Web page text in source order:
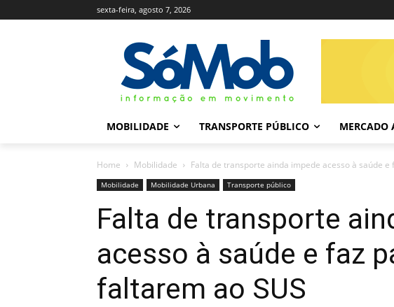
sexta-feira, agosto 7, 2026
MOBILIDADE TRANSPORTE PÚBLICO MERCADO
Home Mobilidade Falta de transporte ainda impede acesso à saúde
Mobilidade Mobilidade Urbana Transporte público
Falta de transporte
acesso à saúde e faz
faltarem ao SUS